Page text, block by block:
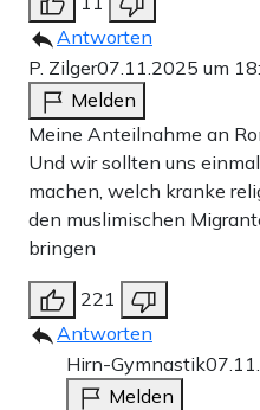
Antworten
P. Zilger07.11.2025 um
Melden
Meine Anteilnahme an
Und wir sollten uns
machen, welch kranke
den muslimischen
bringen
221
Antworten
Hirn-Gymnastik
Melden